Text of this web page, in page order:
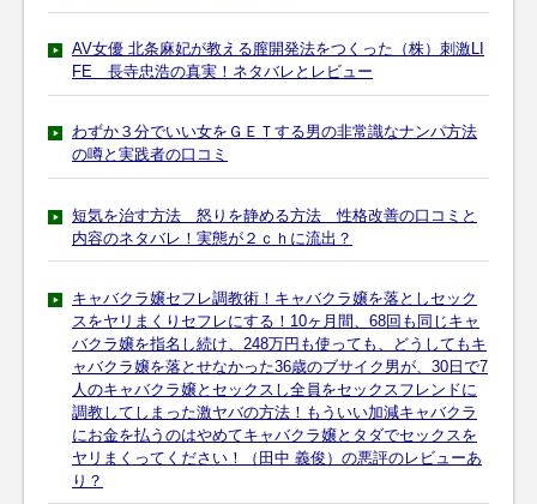
AV女優 北条麻妃が教える膣開発法をつくった（株）刺激LI
FE 長寺忠浩の真実！ネタバレとレビュー
わずか３分でいい女をＧＥＴする男の非常識なナンパ方法
の噂と実践者の口コミ
短気を治す方法 怒りを静める方法 性格改善の口コミと
内容のネタバレ！実態が２ｃｈに流出？
キャバクラ嬢セフレ調教術！キャバクラ嬢を落としセック
スをヤリまくりセフレにする！10ヶ月間、68回も同じキャ
バクラ嬢を指名し続け、248万円も使っても、どうしてもキ
ャバクラ嬢を落とせなかった36歳のブサイク男が、30日で7
人のキャバクラ嬢とセックスし全員をセックスフレンドに
調教してしまった激ヤバの方法！もういい加減キャバクラ
にお金を払うのはやめてキャバクラ嬢とタダでセックスを
ヤリまくってください！（田中 義俊）の悪評のレビューあ
り？